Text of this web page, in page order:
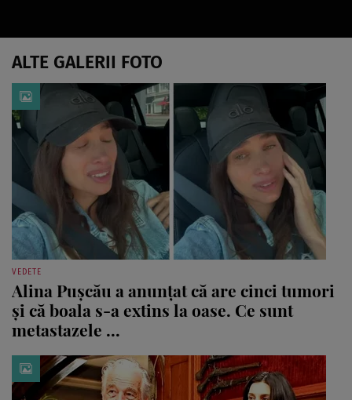
ALTE GALERII FOTO
VEDETE
Alina Pușcău a anunțat că are cinci tumori
și că boala s-a extins la oase. Ce sunt
metastazele ...